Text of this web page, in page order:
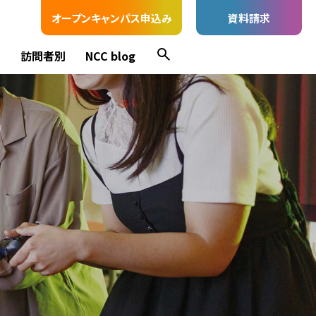
オープンキャンパス申込み 資料請求
訪問者別 NCC blog